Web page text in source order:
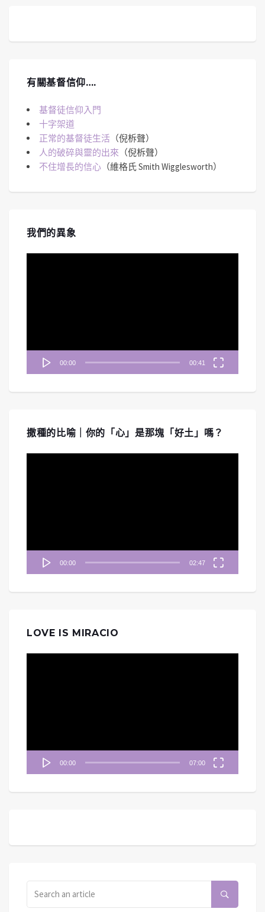
有關基督信仰….
基督徒信仰入門
十字架道
正常的基督徒生活 （倪柝聲）
人的破碎與靈的出來 （倪柝聲）
不住增長的信心 （維格氏 Smith Wigglesworth）
我們的異象
00:00 00:41
撒種的比喻｜你的「心」是那塊「好土」嗎？
00:00 02:47
LOVE IS MIRACIO
00:00 07:00